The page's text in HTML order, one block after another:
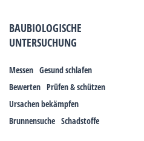
BAUBIOLOGISCHE
UNTERSUCHUNG
Messen Gesund schlafen
Bewerten Prüfen & schützen
Ursachen bekämpfen
Brunnensuche Schadstoffe